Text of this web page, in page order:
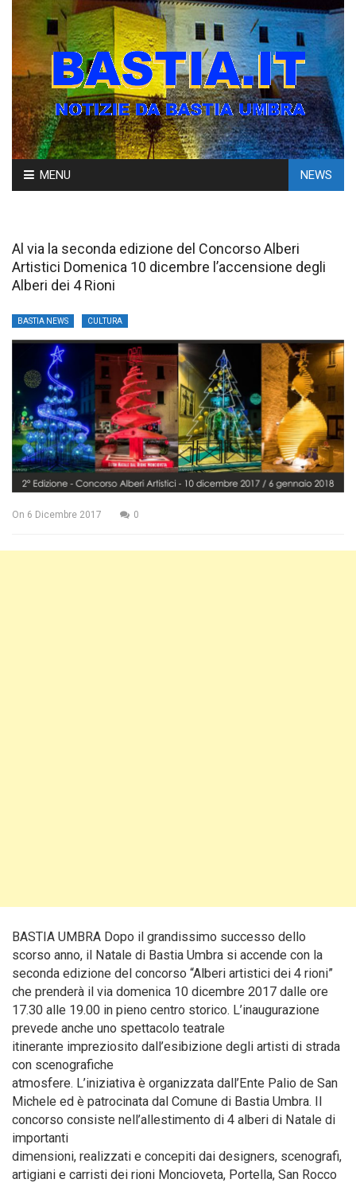
Skip
to
MENU NEWS
Al via la seconda edizione del Concorso Alberi
Artistici Domenica 10 dicembre l’accensione degli
Alberi dei 4 Rioni
BASTIA NEWS CULTURA
On 6 Dicembre 2017 0
BASTIA UMBRA Dopo il grandissimo successo dello
scorso anno, il Natale di Bastia Umbra si accende con la
seconda edizione del concorso “Alberi artistici dei 4 rioni”
che prenderà il via domenica 10 dicembre 2017 dalle ore
17.30 alle 19.00 in pieno centro storico. L’inaugurazione
prevede anche uno spettacolo teatrale
itinerante impreziosito dall’esibizione degli artisti di strada
con scenografiche
atmosfere. L’iniziativa è organizzata dall’Ente Palio de San
Michele ed è patrocinata dal Comune di Bastia Umbra. Il
concorso consiste nell’allestimento di 4 alberi di Natale di
importanti
dimensioni, realizzati e concepiti dai designers, scenografi,
artigiani e carristi dei rioni Moncioveta, Portella, San Rocco